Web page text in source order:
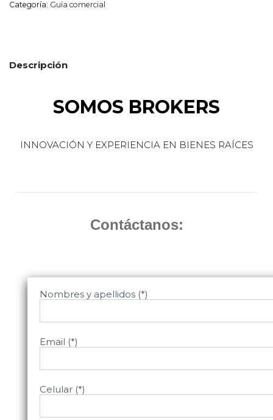
Categoría: Guía comercial
Descripción
SOMOS BROKERS
INNOVACIÓN Y EXPERIENCIA EN BIENES RAÍCES
Contáctanos:
Nombres y apellidos (*)
Email (*)
Celular (*)